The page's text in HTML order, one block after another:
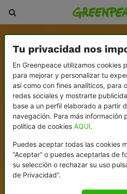
Tu privacidad nos
En Greenpeace utilizamos cookies
para mejorar y personalizar tu
así como con fines analíticos, para
redes sociales y mostrarte
base a un perfil elaborado a partir
navegación. Para más información
política de cookies AQUÍ.
Puedes aceptar todas las cookies
“Aceptar” o puedes aceptarlas de
su selección o rechazar su uso
de Privacidad”.